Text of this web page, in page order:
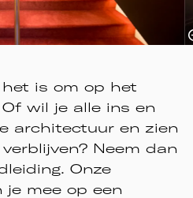
is om op het
wil je alle ins en
architectuur en zien
Neem dan
Onze
je mee op een